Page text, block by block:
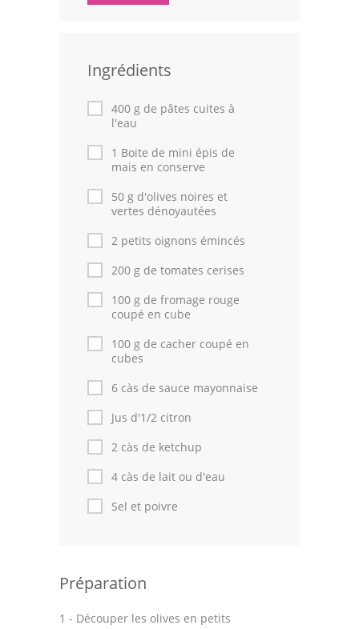
Cuisines Orientales
Recettes marocaine
Cuisine Algérienne
Cuisine Tunisienne
Cuisine Juive
Cuisine Libanaise
Articles
Actualités
Fêtes Religieuses
Chefs
Forum
Espace Personnel
Ingrédients
400 g de pâtes cuites à
l'eau
1 Boite de mini épis de
mais en conserve
50 g d'olives noires et
vertes dénoyautées
2 petits oignons émincés
200 g de tomates cerises
100 g de fromage rouge
coupé en cube
100 g de cacher coupé en
cubes
6 càs de sauce mayonnaise
Jus d'1/2 citron
2 càs de ketchup
4 càs de lait ou d'eau
Sel et poivre
Préparation
1 - Découper les olives en petits